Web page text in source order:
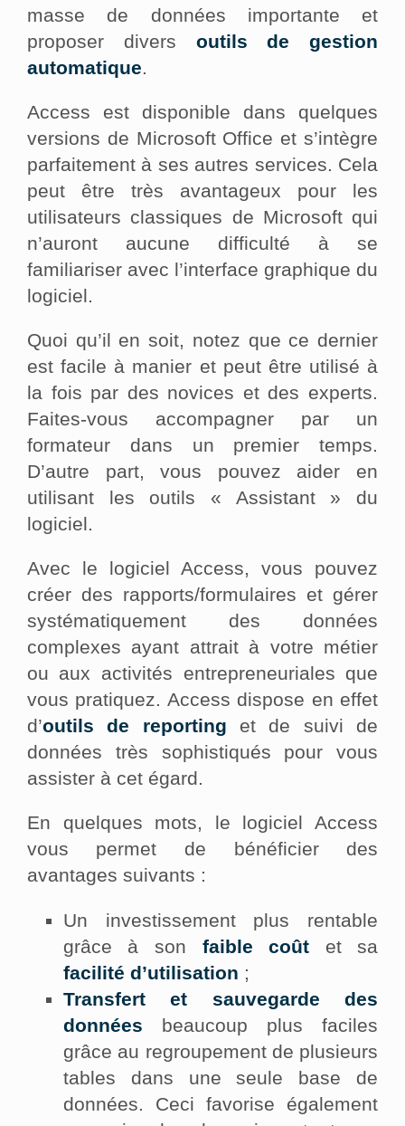
masse de données importante et
proposer divers outils de gestion
automatique.
Access est disponible dans quelques
versions de Microsoft Office et s’intègre
parfaitement à ses autres services. Cela
peut être très avantageux pour les
utilisateurs classiques de Microsoft qui
n’auront aucune difficulté à se
familiariser avec l’interface graphique du
logiciel.
Quoi qu’il en soit, notez que ce dernier
est facile à manier et peut être utilisé à
la fois par des novices et des experts.
Faites-vous accompagner par un
formateur dans un premier temps.
D’autre part, vous pouvez aider en
utilisant les outils « Assistant » du
logiciel.
Avec le logiciel Access, vous pouvez
créer des rapports/formulaires et gérer
systématiquement des données
complexes ayant attrait à votre métier
ou aux activités entrepreneuriales que
vous pratiquez. Access dispose en effet
d’outils de reporting et de suivi de
données très sophistiqués pour vous
assister à cet égard.
En quelques mots, le logiciel Access
vous permet de bénéficier des
avantages suivants :
Un investissement plus rentable
grâce à son faible coût
et sa
facilité d’utilisation ;
Transfert et sauvegarde des
données beaucoup plus faciles
grâce au regroupement de plusieurs
tables dans une seule base de
données. Ceci favorise également